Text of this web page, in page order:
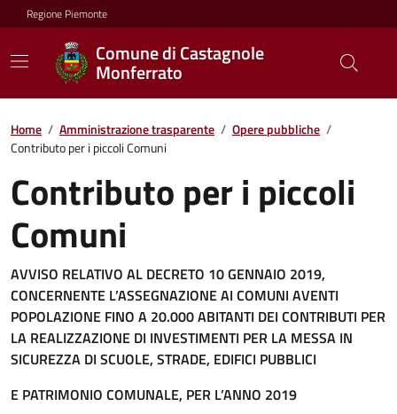
Regione Piemonte
Comune di Castagnole
Monferrato
Home / Amministrazione trasparente / Opere pubbliche /
Contributo per i piccoli Comuni
Contributo per i piccoli
Comuni
AVVISO RELATIVO AL DECRETO 10 GENNAIO 2019,
CONCERNENTE L’ASSEGNAZIONE AI COMUNI AVENTI
POPOLAZIONE FINO A 20.000 ABITANTI DEI CONTRIBUTI PER
LA REALIZZAZIONE DI INVESTIMENTI PER LA MESSA IN
SICUREZZA DI SCUOLE, STRADE, EDIFICI PUBBLICI
E PATRIMONIO COMUNALE, PER L’ANNO 2019